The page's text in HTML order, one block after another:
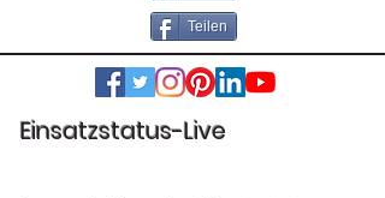
Teilen
Einsatzstatus-Live